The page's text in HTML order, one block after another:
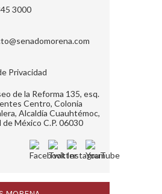
3000
Privacidad
de la Reforma 135, esq.
Centro, Colonia
Alcaldía Cuauhtémoc,
de México C.P. 06030